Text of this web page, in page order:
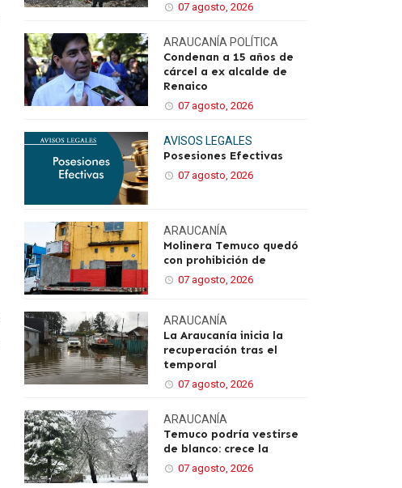
07 agosto, 2026
ARAUCANÍA POLÍTICA
Condenan a 15 años de
cárcel a ex alcalde de
Renaico
07 agosto, 2026
AVISOS LEGALES
Posesiones Efectivas
07 agosto, 2026
ARAUCANÍA
Molinera Temuco quedó
con prohibición de
07 agosto, 2026
ARAUCANÍA
La Araucanía inicia la
recuperación tras el
temporal
07 agosto, 2026
ARAUCANÍA
Temuco podría vestirse
de blanco: crece la
07 agosto, 2026